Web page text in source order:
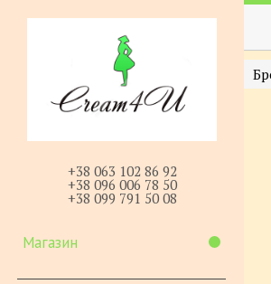
+38 063 102 86 92
+38 096 006 78 50
+38 099 791 50 08
Магазин